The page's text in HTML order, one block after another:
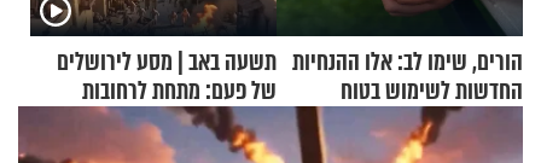
הורים, שימו לב: אלו ההנחיות
החדשות לשימוש בטוח
בסקווישי לאחר מקרי אשפוז
תשעה באב | מסע לירושלים
של פעם: מתחת לרחובות
ירושלים